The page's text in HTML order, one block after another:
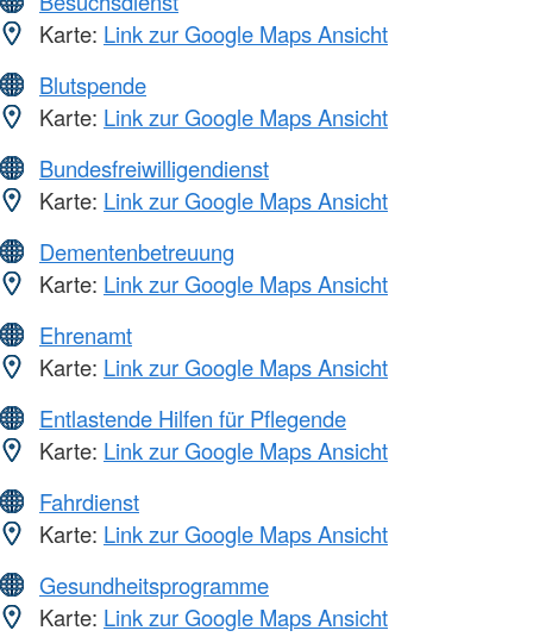
Karte: Link zur Google Maps Ansicht
Blutspende
Karte: Link zur Google Maps Ansicht
Bundesfreiwilligendienst
Karte: Link zur Google Maps Ansicht
Dementenbetreuung
Karte: Link zur Google Maps Ansicht
Ehrenamt
Karte: Link zur Google Maps Ansicht
Entlastende Hilfen für Pflegende
Karte: Link zur Google Maps Ansicht
Fahrdienst
Karte: Link zur Google Maps Ansicht
Gesundheitsprogramme
Karte: Link zur Google Maps Ansicht